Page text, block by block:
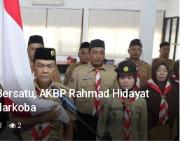
AKBP Rahmad Hidayat
2